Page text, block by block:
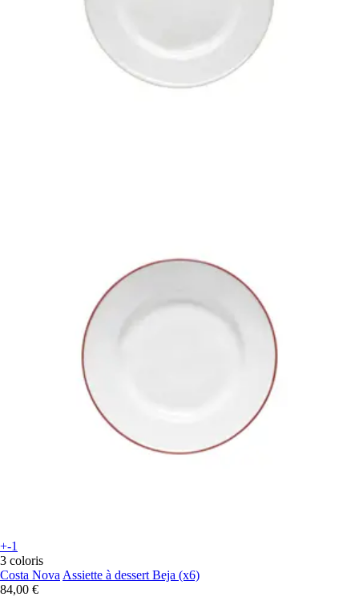
+-1
3 coloris
Costa Nova Assiette à dessert Beja (x6)
84,00 €